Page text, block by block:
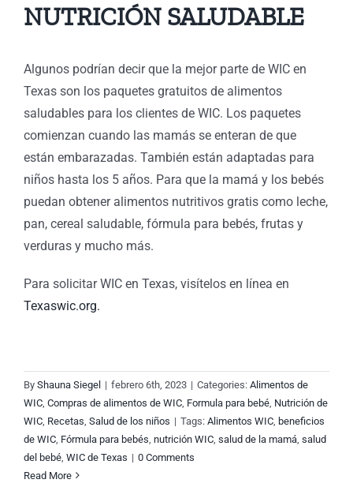
NUTRICIÓN SALUDABLE
Algunos podrían decir que la mejor parte de WIC en
Texas son los paquetes gratuitos de alimentos
saludables para los clientes de WIC. Los paquetes
comienzan cuando las mamás se enteran de que
están embarazadas. También están adaptadas para
niños hasta los 5 años. Para que la mamá y los bebés
puedan obtener alimentos nutritivos gratis como leche,
pan, cereal saludable, fórmula para bebés, frutas y
verduras y mucho más.
Para solicitar WIC en Texas, visítelos en línea en
Texaswic.org.
By Shauna Siegel | febrero 6th, 2023 | Categories: Alimentos de
WIC Compras de alimentos de WIC Formula para bebé Nutrición de
WIC Recetas Salud de los niños | Tags: Alimentos WIC beneficios
de WIC Fórmula para bebés nutrición WIC salud de la mamá salud
del bebé WIC de Texas | 0 Comments
Read More